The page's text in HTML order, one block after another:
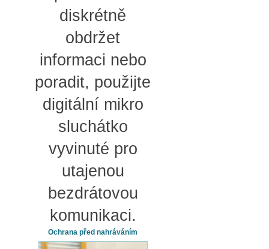
diskrétně
obdržet
informaci nebo
poradit, použijte
digitální mikro
sluchátko
vyvinuté pro
utajenou
bezdrátovou
komunikaci.
Ochrana před nahráváním